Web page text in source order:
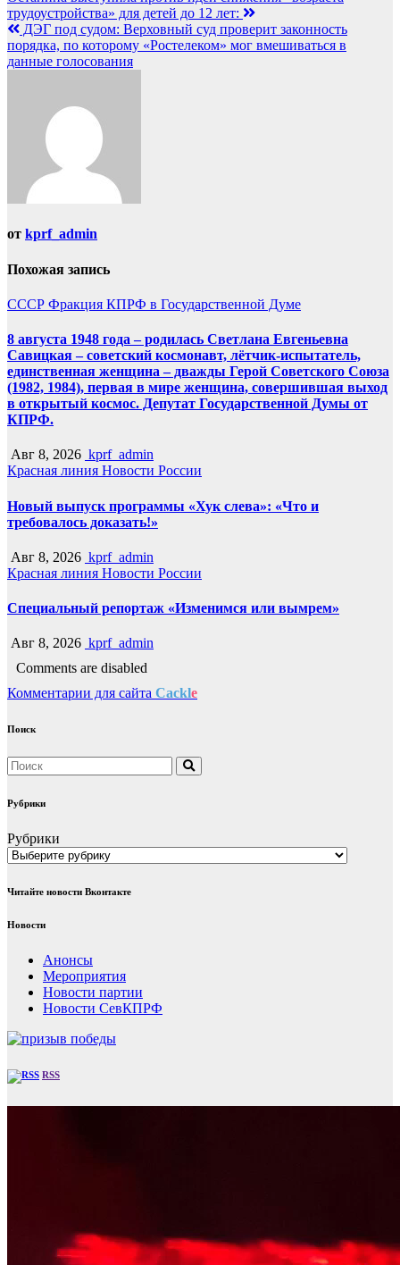
трудоустройства» для детей до 12 лет:
ДЭГ под судом: Верховный суд проверит законность
порядка, по которому «Ростелеком» мог вмешиваться в
данные голосования
от kprf_admin
Похожая запись
СССР Фракция КПРФ в Государственной Думе
8 августа 1948 года – родилась Светлана Евгеньевна
Савицкая – советский космонавт, лётчик-испытатель,
единственная женщина – дважды Герой Советского Союза
(1982, 1984), первая в мире женщина, совершившая выход
в открытый космос. Депутат Государственной Думы от
КПРФ.
Авг 8, 2026 kprf_admin
Красная линия Новости России
Новый выпуск программы «Хук слева»: «Что и
требовалось доказать!»
Авг 8, 2026 kprf_admin
Красная линия Новости России
Специальный репортаж «Изменимся или вымрем»
Авг 8, 2026 kprf_admin
Comments are disabled
Комментарии для сайта Cackle
Поиск
Рубрики
Рубрики
Читайте новости Вконтакте
Новости
Анонсы
Мероприятия
Новости партии
Новости СевКПРФ
RSS